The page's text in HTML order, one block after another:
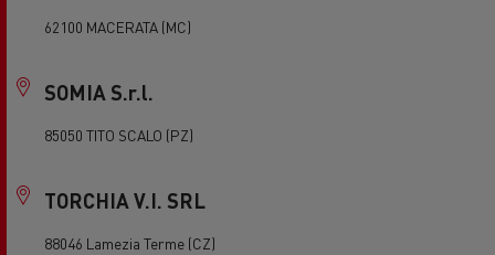
62100 MACERATA (MC)
SOMIA S.r.l.
85050 TITO SCALO (PZ)
TORCHIA V.I. SRL
88046 Lamezia Terme (CZ)